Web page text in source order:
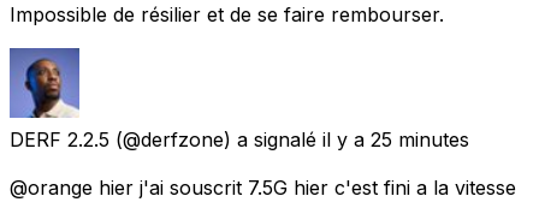
Impossible de résilier et de se faire rembourser.
DERF 2.2.5 (@derfzone) a signalé il y a 25 minutes
@orange hier j'ai souscrit 7.5G hier c'est fini a la vitesse